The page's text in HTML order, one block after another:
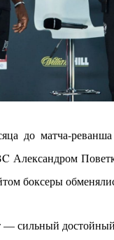
до матча-
Александром
боксеры
— сильный